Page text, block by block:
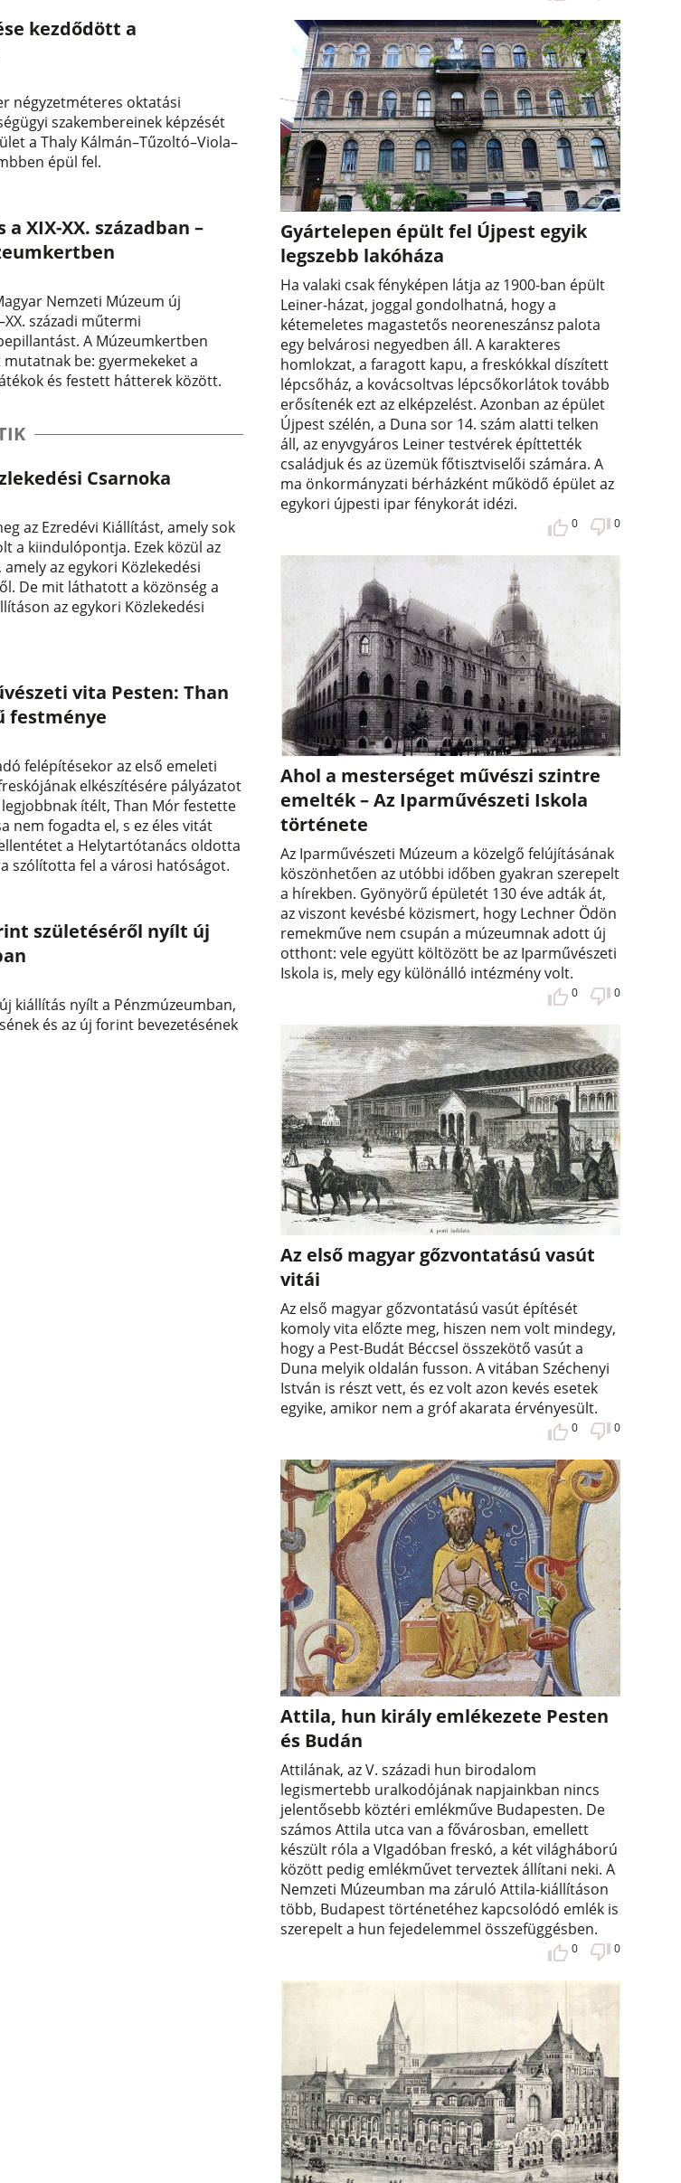
kezdődött a
négyzetméteres oktatási
szakembereinek képzését
a Thaly Kálmán–Tűzoltó–Viola–
épül fel.
XIX-XX. században –
Nemzeti Múzeum új
századi műtermi
A Múzeumkertben
be: gyermekeket a
és festett hátterek között.
Csarnoka
az Ezredévi Kiállítást, amely sok
a kiindulópontja. Ezek közül az
az egykori Közlekedési
De mit láthatott a közönség a
az egykori Közlekedési
vita Pesten: Than
festménye
felépítésekor az első emeleti
elkészítésére pályázatot
ítélt, Than Mór festette
nem fogadta el, s ez éles vitát
a Helytartótanács oldotta
szólította fel a városi hatóságot.
születéséről nyílt új
kiállítás nyílt a Pénzmúzeumban,
és az új forint bevezetésének
Gyártelepen épült fel Újpest egyik
legszebb lakóháza
Ha valaki csak fényképen látja az 1900-ban épült
Leiner-házat, joggal gondolhatná, hogy a
kétemeletes magastetős neoreneszánsz palota
egy belvárosi negyedben áll. A karakteres
homlokzat, a faragott kapu, a freskókkal díszített
lépcsőház, a kovácsoltvas lépcsőkorlátok tovább
erősítenék ezt az elképzelést. Azonban az épület
Újpest szélén, a Duna sor 14. szám alatti telken
áll, az enyvgyáros Leiner testvérek építtették
családjuk és az üzemük főtisztviselői számára. A
ma önkormányzati bérházként működő épület az
egykori újpesti ipar fénykorát idézi.
0 0
Ahol a mesterséget művészi szintre
emelték – Az Iparművészeti Iskola
története
Az Iparművészeti Múzeum a közelgő felújításának
köszönhetően az utóbbi időben gyakran szerepelt
a hírekben. Gyönyörű épületét 130 éve adták át,
az viszont kevésbé közismert, hogy Lechner Ödön
remekműve nem csupán a múzeumnak adott új
otthont: vele együtt költözött be az Iparművészeti
Iskola is, mely egy különálló intézmény volt.
0 0
Az első magyar gőzvontatású vasút
vitái
Az első magyar gőzvontatású vasút építését
komoly vita előzte meg, hiszen nem volt mindegy,
hogy a Pest-Budát Béccsel összekötő vasút a
Duna melyik oldalán fusson. A vitában Széchenyi
István is részt vett, és ez volt azon kevés esetek
egyike, amikor nem a gróf akarata érvényesült.
0 0
Attila, hun király emlékezete Pesten
és Budán
Attilának, az V. századi hun birodalom
legismertebb uralkodójának napjainkban nincs
jelentősebb köztéri emlékműve Budapesten. De
számos Attila utca van a fővárosban, emellett
készült róla a VIgadóban freskó, a két világháború
között pedig emlékművet terveztek állítani neki. A
Nemzeti Múzeumban ma záruló Attila-kiállításon
több, Budapest történetéhez kapcsolódó emlék is
szerepelt a hun fejedelemmel összefüggésben.
0 0